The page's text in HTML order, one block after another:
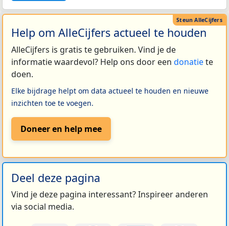
Help om AlleCijfers actueel te houden
AlleCijfers is gratis te gebruiken. Vind je de
informatie waardevol? Help ons door een donatiete
doen.
Elke bijdrage helpt om data actueel te houden en nieuwe
inzichten toe te voegen.
Doneer en help mee
Deel deze pagina
Vind je deze pagina interessant? Inspireer anderen
via social media.